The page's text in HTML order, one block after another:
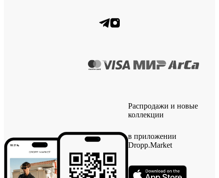
Распродажи и новые
коллекции
в приложении
Dropp.Market